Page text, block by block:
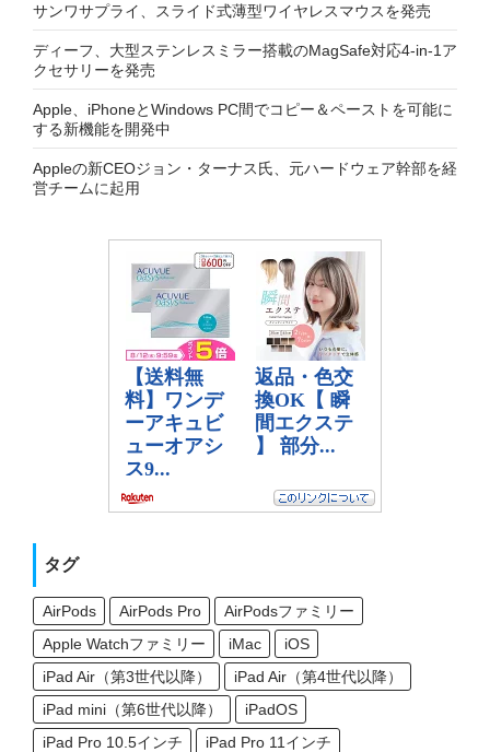
サンワサプライ、スライド式薄型ワイヤレスマウスを発売
ディーフ、大型ステンレスミラー搭載のMagSafe対応4-in-1ア
クセサリーを発売
Apple、iPhoneとWindows PC間でコピー＆ペーストを可能に
する新機能を開発中
Appleの新CEOジョン・ターナス氏、元ハードウェア幹部を経
営チームに起用
タグ
AirPods AirPods Pro
AirPodsファミリー
Apple Watchファミリー
iMac
iOS
iPad Air（第3世代以降）
iPad Air（第4世代以降）
iPad mini（第6世代以降）
iPadOS
iPad Pro 10.5インチ
iPad Pro 11インチ